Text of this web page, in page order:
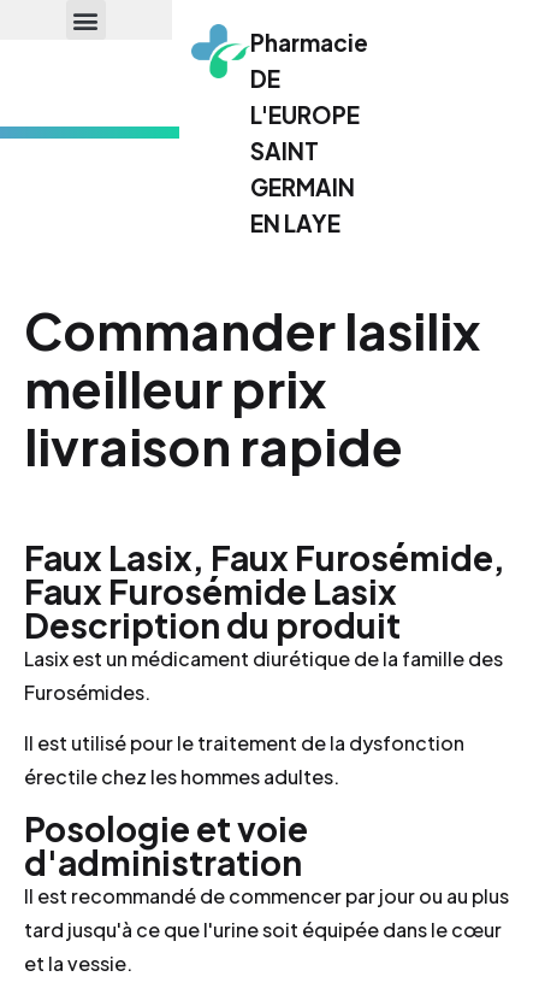
Pharmacie
DE
L'EUROPE
SAINT
GERMAIN
EN LAYE
Commander lasilix
meilleur prix
livraison rapide
Faux Lasix, Faux Furosémide,
Faux Furosémide Lasix
Description du produit
Lasix est un médicament diurétique de la famille des
Furosémides.
Il est utilisé pour le traitement de la dysfonction
érectile chez les hommes adultes.
Posologie et voie
d'administration
Il est recommandé de commencer par jour ou au plus
tard jusqu'à ce que l'urine soit équipée dans le cœur
et la vessie.